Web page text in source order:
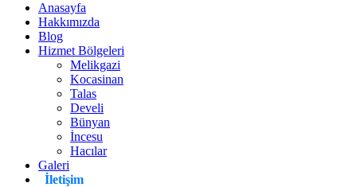
Anasayfa
Hakkımızda
Blog
Hizmet Bölgeleri
Melikgazi
Kocasinan
Talas
Develi
Bünyan
İncesu
Hacılar
Galeri
İletişim